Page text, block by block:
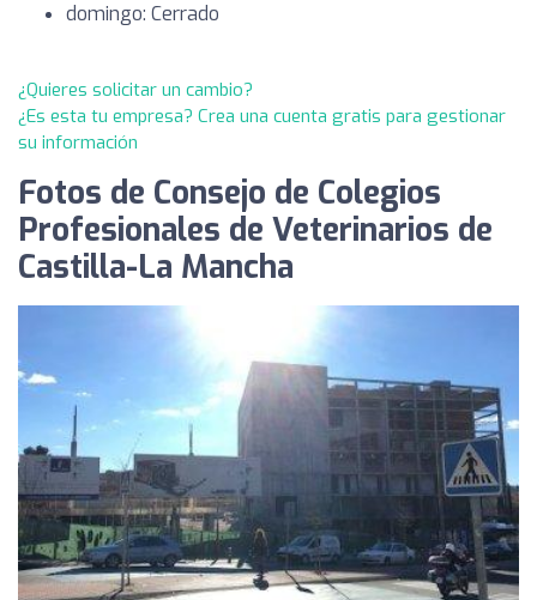
domingo: Cerrado
¿Quieres solicitar un cambio?
¿Es esta tu empresa? Crea una cuenta gratis para gestionar
su información
Fotos de Consejo de Colegios
Profesionales de Veterinarios de
Castilla-La Mancha